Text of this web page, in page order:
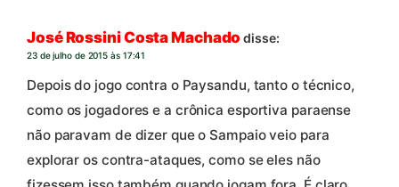
José Rossini Costa Machado disse:
23 de julho de 2015 às 17:41
Depois do jogo contra o Paysandu, tanto o técnico,
como os jogadores e a crônica esportiva paraense
não paravam de dizer que o Sampaio veio para
explorar os contra-ataques, como se eles não